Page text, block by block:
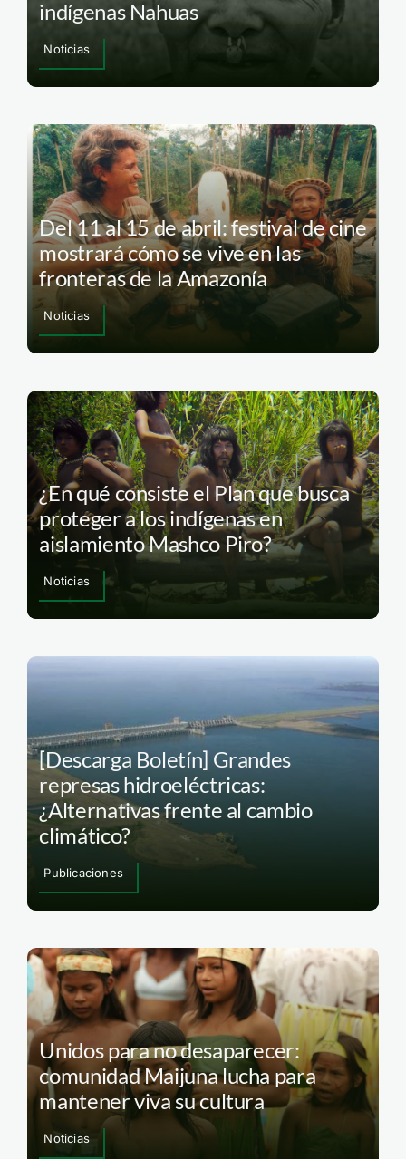
indígenas Nahuas
Noticias
Del 11 al 15 de abril: festival de cine
mostrará cómo se vive en las
fronteras de la Amazonía
Noticias
¿En qué consiste el Plan que busca
proteger a los indígenas en
aislamiento Mashco Piro?
Noticias
[Descarga Boletín] Grandes
represas hidroeléctricas:
¿Alternativas frente al cambio
climático?
Publicaciones
Unidos para no desaparecer:
comunidad Maijuna lucha para
mantener viva su cultura
Noticias